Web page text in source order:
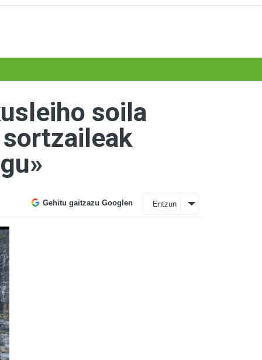
soila
Gehitu gaitzazu Googlen Entzun